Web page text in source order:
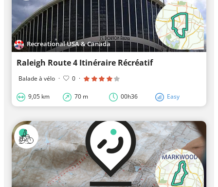
Recreational USA & Canada
Raleigh Route 4 Itinéraire Récréatif
Balade à vélo · 0 ·
9,05 km 70 m 00h36 Easy